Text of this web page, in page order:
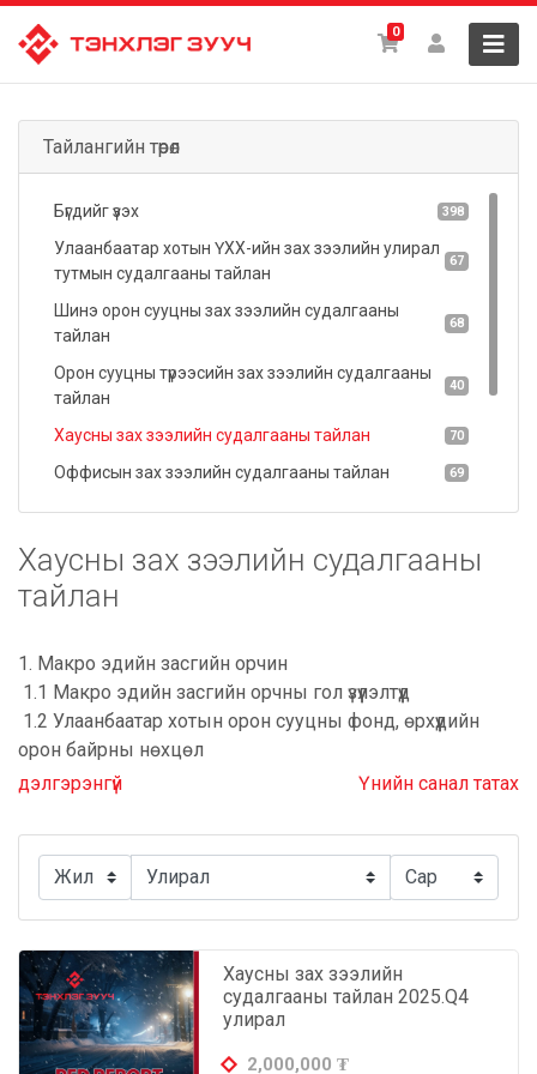
0
Тайлангийн төрөл
Бүгдийг үзэх 398
Улаанбаатар хотын ҮХХ-ийн зах зээлийн улирал
тутмын судалгааны тайлан
67
Шинэ орон сууцны зах зээлийн судалгааны
тайлан
68
Орон сууцны түрээсийн зах зээлийн судалгааны
тайлан
40
Хаусны зах зээлийн судалгааны тайлан 70
Оффисын зах зээлийн судалгааны тайлан 69
Худалдаа үйлчилгээний зах зээлийн судалгааны
Орон сууцны хоёрдогч зах зээлийн судалгааны
тайлан
Хаусны зах зээлийн судалгааны
тайлан
1. Макро эдийн засгийн орчин
1.1 Макро эдийн засгийн орчны гол үзүүлэлтүүд
1.2 Улаанбаатар хотын орон сууцны фонд, өрхүүдийн
орон байрны нөхцөл
1.3 Орон сууц худалдан авах боломжийн индекс
шийдвэрүүд
3. Ипотекийн зээлийн гол статистик мэдээлэлүүд,
ипотекийн зээлээр зарагдсан орон сууцны борлуулалт,
талбайн хэмжээ
4. Хаусны зах зээлийн мэдээлэл
4.1 Хаусны нийлүүлэлт, ашиглалтад орох хугацаагаар,
зэрэглэлээр, барилгын хийцээр, дүүргээ, зохион
байгуулалтын хэлбэрээр, талбайн сонголтуудаар
- Хаусны дундаж үнэ, зэрэглэлээр, дүүргээр
дэлгэрэнгүй Үнийн санал татах
Хаусны зах зээлийн
судалгааны тайлан 2025.Q4
улирал
2,000,000 ₮